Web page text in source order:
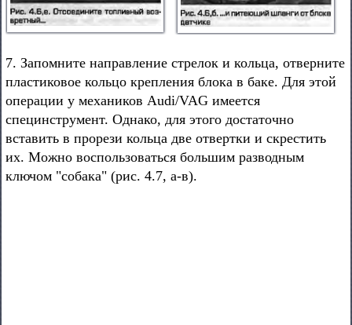
7. Запомните направление стрелок и кольца, отверните
пластиковое кольцо крепления блока в баке. Для этой
операции у механиков Audi/VAG имеется
специнструмент. Однако, для этого достаточно
вставить в прорези кольца две отвертки и скрестить
их. Можно воспользоваться большим разводным
ключом "собака" (рис. 4.7, а-в).